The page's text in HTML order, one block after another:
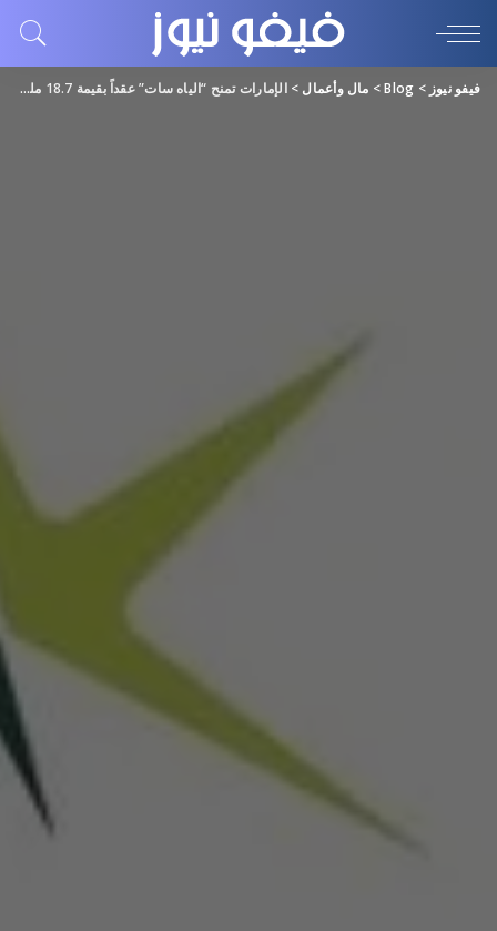
فيفو نيوز >
Blog
> مال وأعمال >الإمارات تمنح “الياه سات” عقداً بقيمة 18.7 مليار درهم